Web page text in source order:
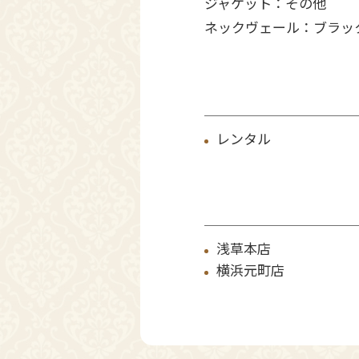
ジャケット：その他
ネックヴェール：ブラッ
レンタル
浅草本店
横浜元町店